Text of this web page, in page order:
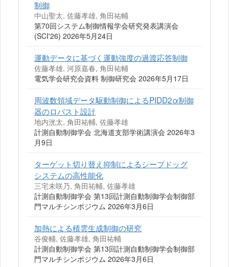
制御
中山聖太, 佐藤孝雄, 角田祐輔
第70回システム制御情報学会研究発表講演会
(SCI'26) 2026年5月24日
運動データに基づく運動強度の過渡応答制御
佐藤孝雄, 河原嘉春, 角田祐輔
電気学会研究会資料 制御研究会 2026年5月17日
周波数領域データ駆動制御によるPIDD2α制御
器のロバスト設計
地内洸太, 角田祐輔, 佐藤孝雄
計測自動制御学会 北海道支部学術講演会 2026年3
月9日
ターゲット切り替え抑制によるシープドッグ
システムの高性能化
三宅未咲乃, 角田祐輔, 佐藤孝雄
計測自動制御学会 第13回計測自動制御学会制御部
門マルチシンポジウム 2026年3月6日
加熱による積雲生成制御の研究
谷俊輔, 佐藤孝雄, 角田祐輔
計測自動制御学会 第13回計測自動制御学会制御部
門マルチシンポジウム 2026年3月6日